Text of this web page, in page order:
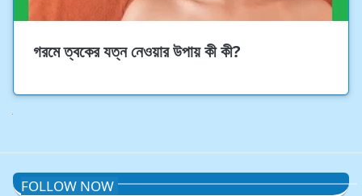
গরমে ত্বকের যত্ন নেওয়ার উপায় কী কী?
FOLLOW NOW